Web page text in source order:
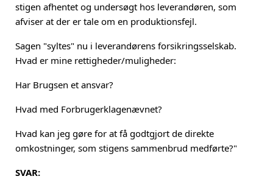
stigen afhentet og undersøgt hos leverandøren, som
afviser at der er tale om en produktionsfejl.
Sagen "syltes" nu i leverandørens forsikringsselskab.
Hvad er mine rettigheder/muligheder:
Har Brugsen et ansvar?
Hvad med Forbrugerklagenævnet?
Hvad kan jeg gøre for at få godtgjort de direkte
omkostninger, som stigens sammenbrud medførte?"
SVAR: